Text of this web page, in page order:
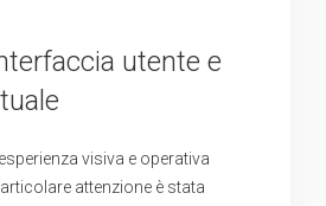
utente e
visiva e operativa
attenzione è stata